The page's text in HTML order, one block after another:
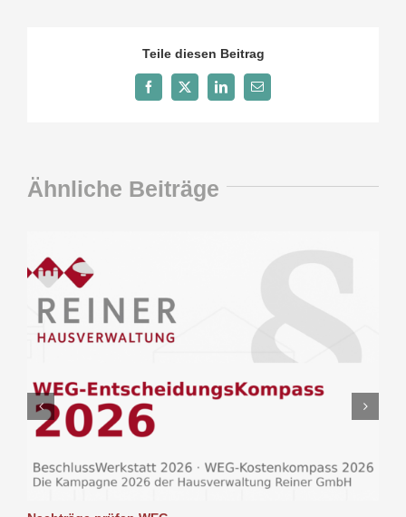
Teile diesen Beitrag
Facebook
X LinkedIn
E-
Mail
Ähnliche Beiträge